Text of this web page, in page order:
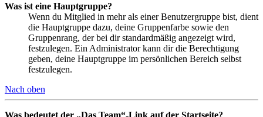
Was ist eine Hauptgruppe?
Wenn du Mitglied in mehr als einer Benutzergruppe bist, dient
die Hauptgruppe dazu, deine Gruppenfarbe sowie den
Gruppenrang, der bei dir standardmäßig angezeigt wird,
festzulegen. Ein Administrator kann dir die Berechtigung
geben, deine Hauptgruppe im persönlichen Bereich selbst
festzulegen.
Nach oben